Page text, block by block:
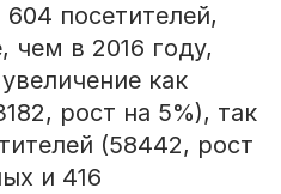
604 посетителей,
чем в 2016 году,
как
рост на 5%), так
(58442, рост
и 416